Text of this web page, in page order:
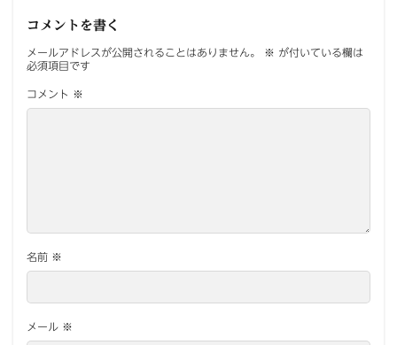
コメントを書く
メールアドレスが公開されることはありません。 ※ が付いている欄は
必須項目です
コメント ※
名前 ※
メール ※